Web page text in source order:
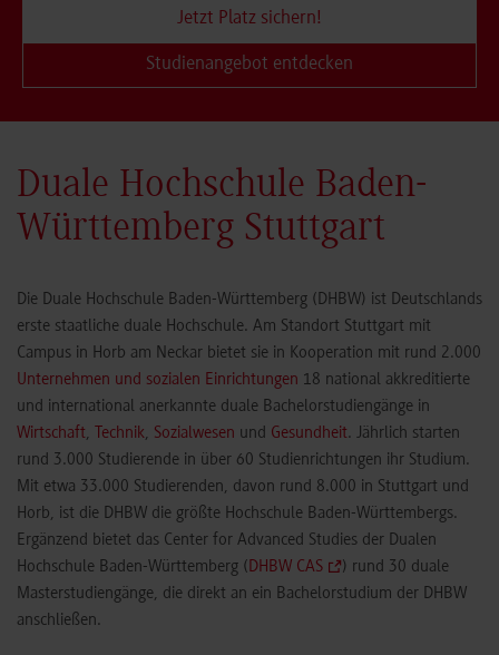
Jetzt Platz sichern!
Studienangebot entdecken
Duale Hochschule Baden-
Württemberg Stuttgart
Die Duale Hochschule Baden-Württemberg (DHBW) ist Deutschlands
erste staatliche duale Hochschule. Am Standort Stuttgart mit
Campus in Horb am Neckar bietet sie in Kooperation mit rund 2.000
Unternehmen und sozialen Einrichtungen 18 national akkreditierte
und international anerkannte duale Bachelorstudiengänge in
Wirtschaft, Technik, Sozialwesen und Gesundheit. Jährlich starten
rund 3.000 Studierende in über 60 Studienrichtungen ihr Studium.
Mit etwa 33.000 Studierenden, davon rund 8.000 in Stuttgart und
Horb, ist die DHBW die größte Hochschule Baden-Württembergs.
Ergänzend bietet das Center for Advanced Studies der Dualen
Hochschule Baden-Württemberg (DHBW CAS
) rund 30 duale
Masterstudiengänge, die direkt an ein Bachelorstudium der DHBW
anschließen.